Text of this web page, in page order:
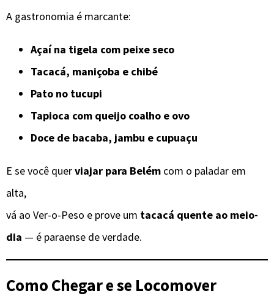
A gastronomia é marcante:
Açaí na tigela com peixe seco
Tacacá, maniçoba e chibé
Pato no tucupi
Tapioca com queijo coalho e ovo
Doce de bacaba, jambu e cupuaçu
E se você querviajar para Belém com o paladar em
alta,
vá ao Ver-o-Peso e prove um tacacá quente ao meio-
dia — é paraense de verdade.
Como Chegar e se Locomover